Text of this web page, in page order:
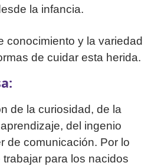
la infancia.
conocimiento y la variedad
de cuidar esta herida.
de la curiosidad, de la
del ingenio
de comunicación. Por lo
para los nacidos